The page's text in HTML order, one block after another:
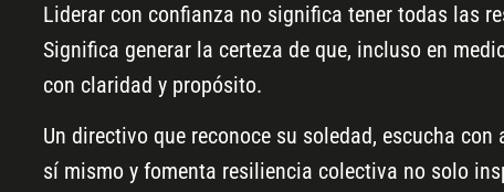
Liderar con confianza no significa tener todas las
Significa generar la certeza de que, incluso en
con claridad y propósito.
Un directivo que reconoce su soledad, escucha
sí mismo y fomenta resiliencia colectiva no solo